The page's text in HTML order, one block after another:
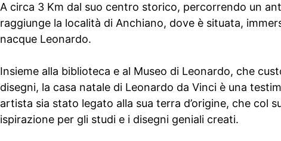
A circa 3 Km dal suo centro storico, percorrendo un
raggiunge la località di Anchiano, dove è situata,
nacque Leonardo.
Insieme alla biblioteca e al Museo di Leonardo, che
disegni, la casa natale di Leonardo da Vinci è una
artista sia stato legato alla sua terra d’origine, che col
ispirazione per gli studi e i disegni geniali creati.